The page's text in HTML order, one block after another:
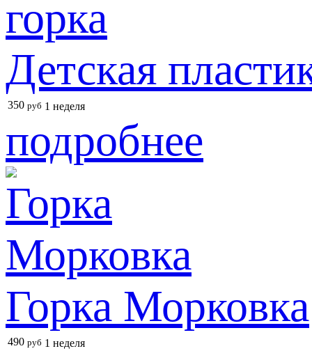
Детская
350 руб 1 неделя
подробнее
Горка Морковка
490 руб 1 неделя